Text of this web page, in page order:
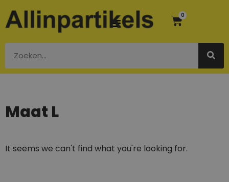
0
Maat L
It seems we can't find what you're looking for.